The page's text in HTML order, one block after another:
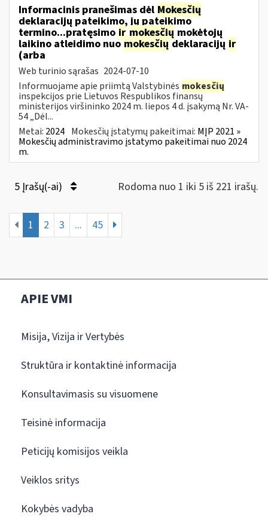
Informacinis pranešimas dėl Mokesčių
deklaracijų pateikimo, jų pateikimo
termino...pratęsimo ir mokesčių mokėtojų
laikino atleidimo nuomokesčiųdeklaracijų ir
(arba
Web turinio sąrašas 2024-07-10
Informuojame apie priimtą Valstybinės mokesčių
inspekcijos prie Lietuvos Respublikos finansų
ministerijos viršininko 2024 m. liepos 4 d. įsakymą Nr. VA-
54 „Dėl...
Metai: 2024 Mokesčių įstatymų pakeitimai: MĮP 2021 »
Mokesčių administravimo įstatymo pakeitimai nuo 2024
m.
5 Įrašų(-ai) Rodoma nuo 1 iki 5 iš 221 irašų.
1 2 3 ... 45
APIE VMI
Misija, Vizija ir Vertybės
Struktūra ir kontaktinė informacija
Konsultavimasis su visuomene
Teisinė informacija
Peticijų komisijos veikla
Veiklos sritys
Kokybės vadyba